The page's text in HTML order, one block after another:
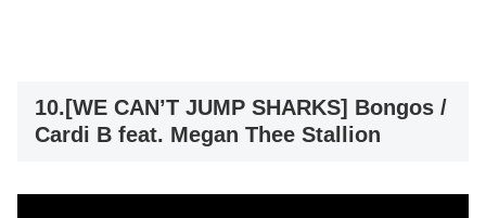
10.[WE CAN’T JUMP SHARKS] Bongos /
Cardi B feat. Megan Thee Stallion